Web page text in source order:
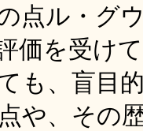
点ル・グ
価を受け
も、盲目
や、その